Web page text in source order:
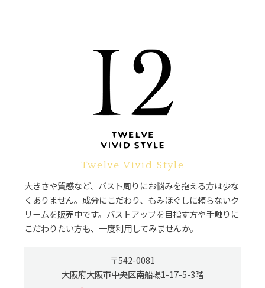
Twelve Vivid Style
大きさや質感など、バスト周りにお悩みを抱える方は少な
くありません。成分にこだわり、もみほぐしに頼らないク
リームを販売中です。バストアップを目指す方や手触りに
こだわりたい方も、一度利用してみませんか。
〒542-0081
大阪府大阪市中央区南船場1-17-5-3階